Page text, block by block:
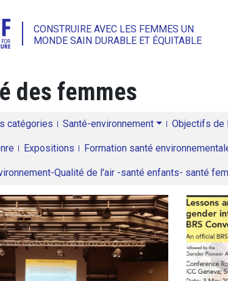
CONSTRUIRE AVEC LES FEMMES UN
MONDE SAIN DURABLE ET ÉQUITABLE
des femmes
catégories Santé-environnement Objectifs de
Expositions Formation santé
Qualité de l'air -santé enfants- santé